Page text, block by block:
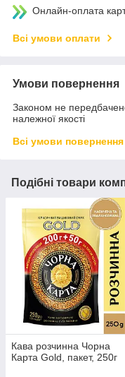
Онлайн-оплата
Всі умови оплати
Умови повернення
Законом не
належної якості
Всі умови повернення
Подібні товари
Кава розчинна Чорна
Карта Gold, пакет, 250г